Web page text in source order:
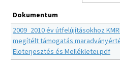
Dokumentum
2009_2010 év útfelújításokhoz
megítélt támogatás
Elöterjesztés és Mellékletei.pdf